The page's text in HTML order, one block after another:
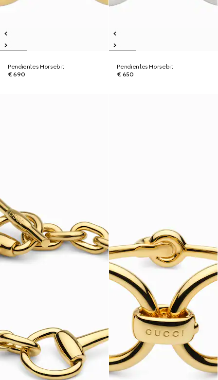
Pendientes Horsebit
€ 690
Pendientes Horsebit
€ 650